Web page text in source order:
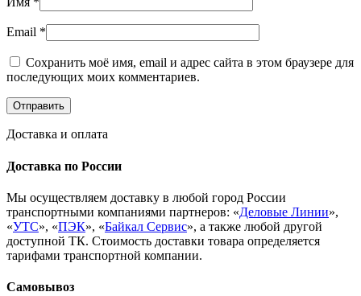
Email *
Сохранить моё имя, email и адрес сайта в этом браузере для
последующих моих комментариев.
Доставка и оплата
Доставка по России
Мы осуществляем доставку в любой город России
транспортными компаниями партнеров: «Деловые Линии»,
«УТС», «ПЭК», «Байкал Сервис», а также любой другой
доступной ТК. Стоимость доставки товара определяется
тарифами транспортной компании.
Самовывоз